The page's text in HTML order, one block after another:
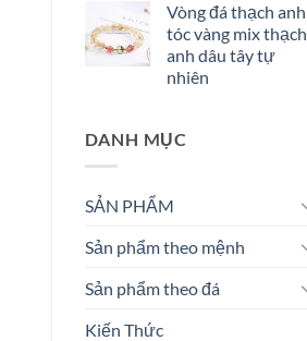
Vòng đá thạch anh
tóc vàng mix thạch
anh dâu tây tự
nhiên
DANH MỤC
SẢN PHẨM
Sản phẩm theo mệnh
Sản phẩm theo đá
Kiến Thức